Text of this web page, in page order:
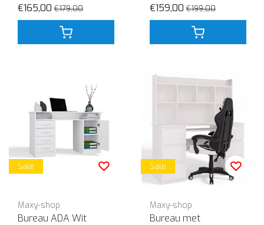
€165,00 €179,00
€159,00 €199,00
Sale
Maxy-shop
Bureau ADA Wit
Sale
Maxy-shop
Bureau met